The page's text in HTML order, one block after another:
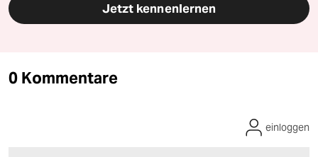
Jetzt kennenlernen
0 Kommentare
einloggen